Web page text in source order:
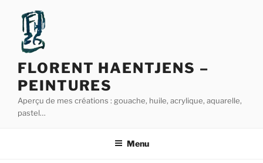
contenu
principal
FLORENT HAENTJENS –
PEINTURES
Aperçu de mes créations : gouache, huile, acrylique, aquarelle,
pastel…
Menu